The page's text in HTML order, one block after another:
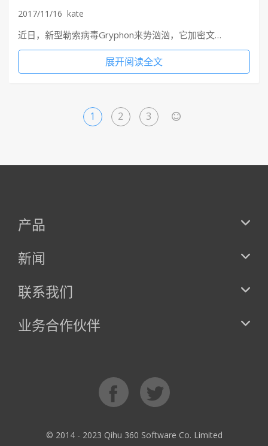
2017/11/16 kate
近日，新型勒索病毒Gryphon来势汹汹，它加密文…
展开阅读全文
1 2 3
产品
新闻
联系我们
业务合作伙伴
© 2014 - 2023 Qihu 360 Software Co. Limited